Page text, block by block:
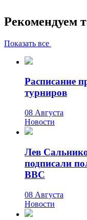
Рекомендуем
Показать все
Расписание
турниров
08 Августа
Новости
Лев
подписали
ВВС
08 Августа
Новости